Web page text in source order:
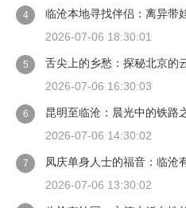
4
临沧本地寻找伴侣：离异带
2026-07-06 18:30:01
5
舌尖上的乡愁：探秘北京的
2026-07-06 16:30:03
6
昆明至临沧：晨光中的铁路
2026-07-06 14:30:02
7
凤庆单身人士的福音：临
2026-07-06 13:30:02